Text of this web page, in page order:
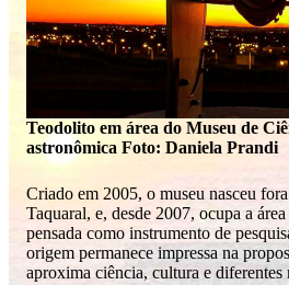
Teodolito em área do Museu de
astronômica Foto: Daniela Prandi
Criado em 2005, o museu nasceu
Taquaral, e, desde 2007, ocupa a
pensada como instrumento de
origem permanece impressa na
aproxima ciência, cultura e diferentes